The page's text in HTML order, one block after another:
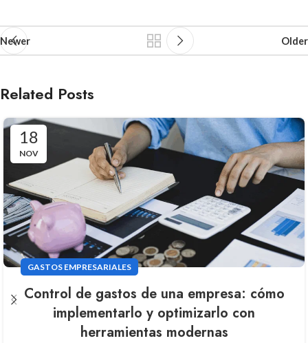
Newer Older
Related Posts
18
NOV
GASTOS EMPRESARIALES
Control de gastos de una empresa: cómo
implementarlo y optimizarlo con
herramientas modernas